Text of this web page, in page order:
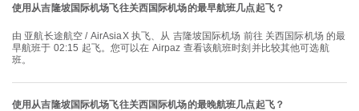
使用从吉隆坡国际机场飞往关西国际机场的最早航班几点起飞？
由 亚航长途航空 / AirAsiaX 执飞、从 吉隆坡国际机场 前往 关西国际机场 的最
早航班于 02:15 起飞。您可以在 Airpaz 查看该航班时刻并比较其他可选航
班。
使用从吉隆坡国际机场飞往关西国际机场的最晚航班几点起飞？